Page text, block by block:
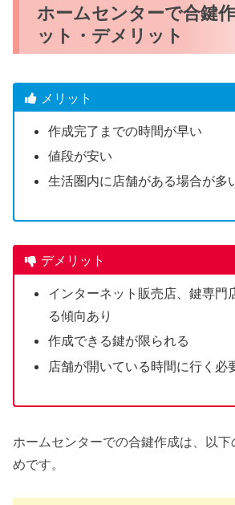
ホームセンターで合鍵
ット・デメリット
メリット
作成完了までの時間が早い
値段が安い
生活圏内に店舗がある場合が多
デメリット
インターネット販売店、鍵専門
る傾向あり
作成できる鍵が限られる
店舗が開いている時間に行く必
ホームセンターでの合鍵作成は、以
めです。